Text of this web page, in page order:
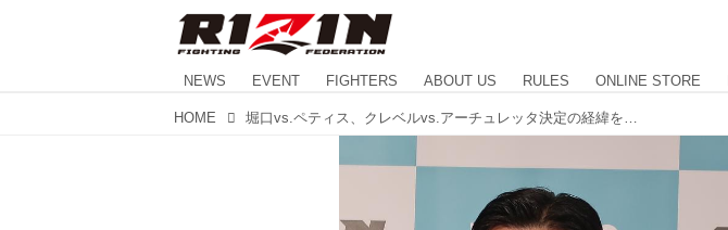
NEWS EVENT FIGHTERS ABOUT US RULES ONLINE STORE
HOME